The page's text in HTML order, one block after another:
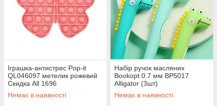
Іграшка-антистрес Pop-it
QL046097 метелик рожевий
Скидка All 1696
Немає в наявності
Набір ручок масляних
Bookopt 0.7 мм BP5017
Alligator (3шт)
Немає в наявності